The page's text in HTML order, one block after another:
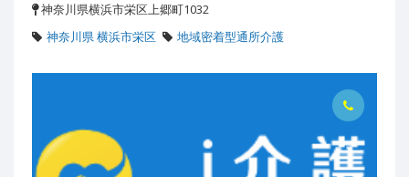
神奈川県横浜市栄区上郷町1032
神奈川県 横浜市栄区
地域密着型通所介護